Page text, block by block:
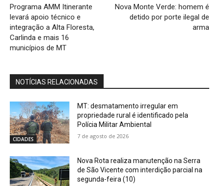
Programa AMM Itinerante
levará apoio técnico e
integração a Alta Floresta,
Carlinda e mais 16
municípios de MT
Nova Monte Verde: homem é
detido por porte ilegal de
arma
NOTÍCIAS RELACIONADAS
CIDADES
MT: desmatamento irregular em
propriedade rural é identificado pela
Polícia Militar Ambiental
7 de agosto de 2026
Nova Rota realiza manutenção na Serra
de São Vicente com interdição parcial na
segunda-feira (10)